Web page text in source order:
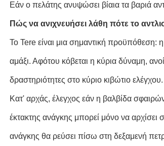
Εάν ο πελάτης ανυψώσει βίαια τα βαριά
Πώς να ανιχνευήσει λάθη πότε το
Το Tere είναι μια σημαντική προϋπόθεση: η
αμάξι. Αφότου κόβεται η κύρια δύναμη,
δραστηριότητες στο κύριο κιβώτιο ελέγχου.
Κατ' αρχάς, έλεγχος εάν η βαλβίδα
έκτακτης ανάγκης μπορεί μόνο να αρχίσει
ανάγκης θα ρεύσει πίσω στη δεξαμενή